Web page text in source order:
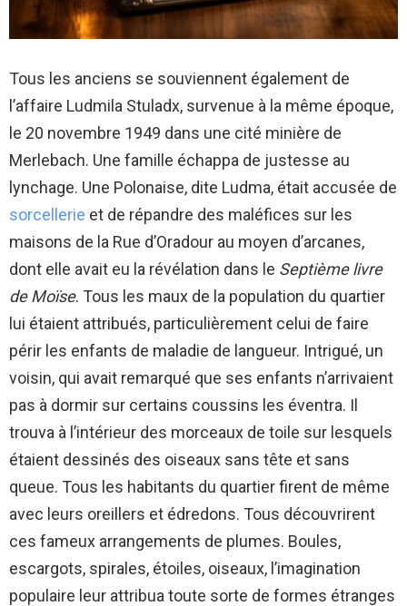
Tous les anciens se souviennent également de
l’affaire Ludmila Stuladx, survenue à la même époque,
le 20 novembre 1949 dans une cité minière de
Merlebach. Une famille échappa de justesse au
lynchage. Une Polonaise, dite Ludma, était accusée de
sorcellerie et de répandre des maléfices sur les
maisons de la Rue d’Oradour au moyen d’arcanes,
dont elle avait eu la révélation dans le Septième livre
de Moïse. Tous les maux de la population du quartier
lui étaient attribués, particulièrement celui de faire
périr les enfants de maladie de langueur. Intrigué, un
voisin, qui avait remarqué que ses enfants n’arrivaient
pas à dormir sur certains coussins les éventra. Il
trouva à l’intérieur des morceaux de toile sur lesquels
étaient dessinés des oiseaux sans tête et sans
queue. Tous les habitants du quartier firent de même
avec leurs oreillers et édredons. Tous découvrirent
ces fameux arrangements de plumes. Boules,
escargots, spirales, étoiles, oiseaux, l’imagination
populaire leur attribua toute sorte de formes étranges